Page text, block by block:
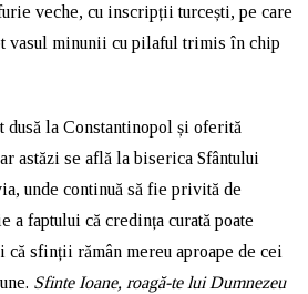
veche, cu inscripții turcești, pe care
vasul minunii cu pilaful trimis în chip
la Constantinopol și oferită
astăzi se află la biserica Sfântului
unde continuă să fie privită de
a faptului că credința curată poate
sfinții rămân mereu aproape de cei
Sfinte Ioane, roagă-te lui Dumnezeu